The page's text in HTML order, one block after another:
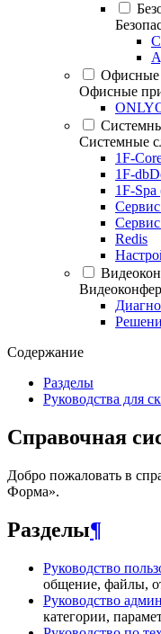
Офисные
Офисные
Системные
1F-
1F-
1F-Spa
Redis
Содержание
Разделы
Руководства для
Справочная
Добро пожаловать в
Форма».
Разделы¶
Руководство
общение, файлы,
Руководство
категории,